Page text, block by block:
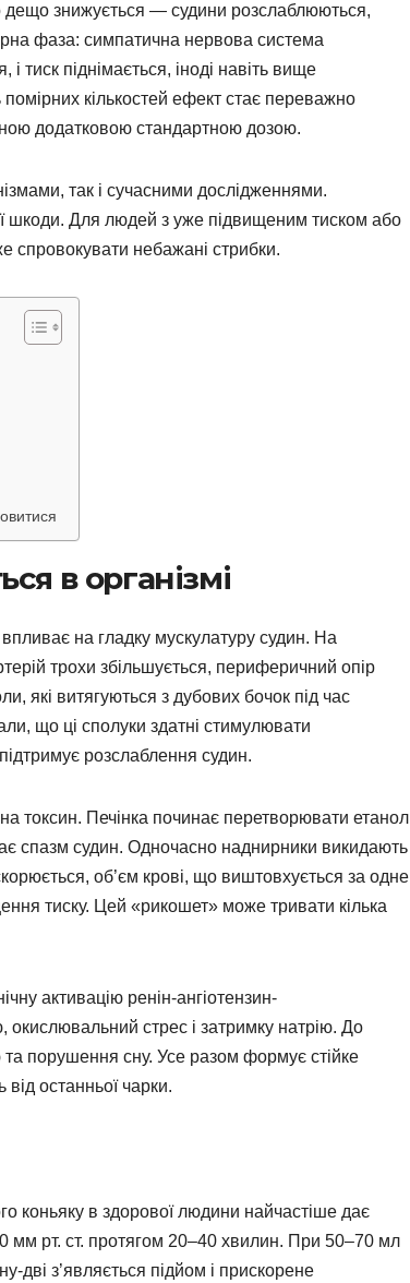
дещо знижується — судини розслаблюються,
фаза: симпатична нервова система
тиск піднімається, іноді навіть вище
кількостей ефект стає переважно
додатковою стандартною дозою.
так і сучасними дослідженнями.
шкоди. Для людей з уже підвищеним тиском або
спровокувати небажані стрибки.
в організмі
на гладку мускулатуру судин. На
трохи збільшується, периферичний опір
які витягуються з дубових бочок під час
що ці сполуки здатні стимулювати
розслаблення судин.
токсин. Печінка починає перетворювати етанол
спазм судин. Одночасно наднирники викидають
об’єм крові, що виштовхується за одне
тиску. Цей «рикошет» може тривати кілька
активацію ренін-ангіотензин-
окислювальний стрес і затримку натрію. До
та порушення сну. Усе разом формує стійке
останньої чарки.
коньяку в здорової людини найчастіше дає
мм рт. ст. протягом 20–40 хвилин. При 50–70 мл
з’являється підйом і прискорене